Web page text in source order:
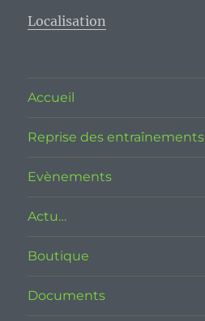
Localisation
Accueil
Reprise des entraînements
Evènements
Actu…
Boutique
Documents